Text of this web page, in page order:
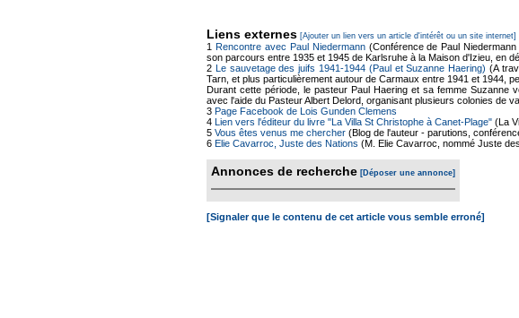
Liens externes [Ajouter un lien vers un article d'intérêt ou un site internet]
1 Rencontre avec Paul Niedermann(Conférence de Paul
son parcours entre 1935 et 1945 de Karlsruhe à la Maison d'Izieu, en
2 Le sauvetage des juifs 1941-1944 (Paul et Suzanne Haering) (A
Tarn, et plus particulièrement autour de Carmaux entre 1941 et 1944,
Durant cette période, le pasteur Paul Haering et sa femme Suzanne
avec l'aide du Pasteur Albert Delord, organisant plusieurs colonies de
3 Page Facebook de Lois Gunden Clemens
4 Lien vers l'éditeur du livre "La Villa St Christophe à Canet-Plage" (La
5 Vous êtes venus me chercher (Blog de l'auteur - parutions,
6 Elie Cavarroc, Juste des Nations (M. Elie Cavarroc, nommé Juste
Annonces de recherche [Déposer une annonce]
[Signaler que le contenu de cet article vous semble erroné]